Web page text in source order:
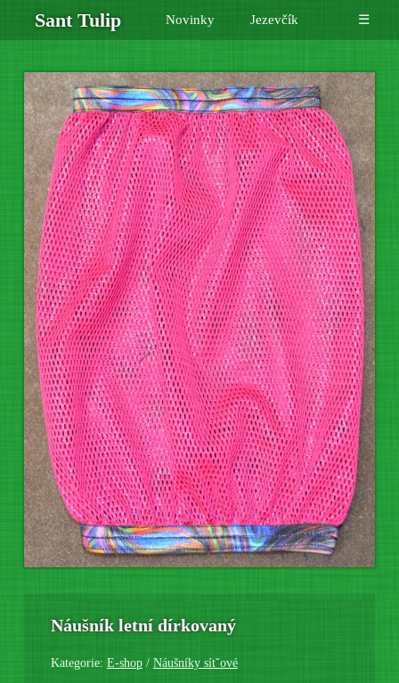
Sant Tulip Novinky Jezevčík ☰
Náušník letní dírkovaný
Kategorie: E-shop/ Náušníky sítˇové